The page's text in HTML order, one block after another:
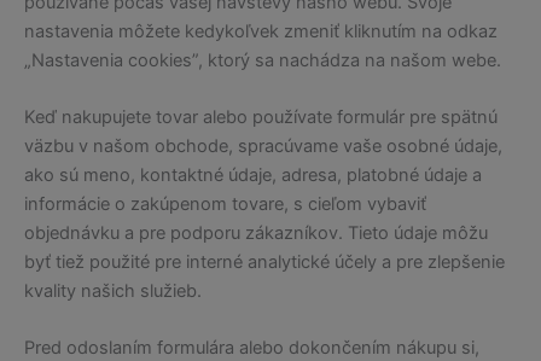
nastavenia môžete kedykoľvek zmeniť kliknutím na odkaz
„Nastavenia cookies”, ktorý sa nachádza na našom webe.
Keď nakupujete tovar alebo používate formulár pre spätnú
väzbu v našom obchode, spracúvame vaše osobné údaje,
ako sú meno, kontaktné údaje, adresa, platobné údaje a
informácie o zakúpenom tovare, s cieľom vybaviť
objednávku a pre podporu zákazníkov. Tieto údaje môžu
byť tiež použité pre interné analytické účely a pre zlepšenie
kvality našich služieb.
Pred odoslaním formulára alebo dokončením nákupu si,